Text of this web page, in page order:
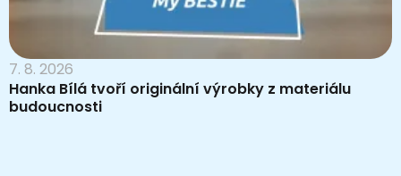
7. 8. 2026
Hanka Bílá tvoří originální výrobky z materiálu
budoucnosti